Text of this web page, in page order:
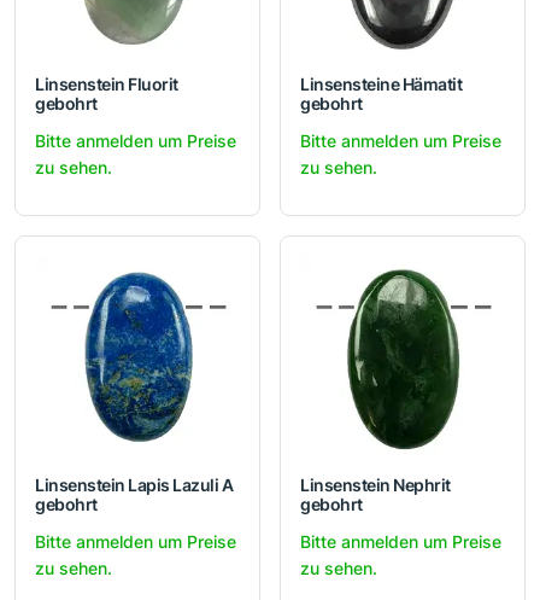
Linsenstein Fluorit
gebohrt
Bitte anmelden um Preise
zu sehen.
Linsensteine Hämatit
gebohrt
Bitte anmelden um Preise
zu sehen.
Linsenstein Lapis Lazuli A
gebohrt
Bitte anmelden um Preise
zu sehen.
Linsenstein Nephrit
gebohrt
Bitte anmelden um Preise
zu sehen.